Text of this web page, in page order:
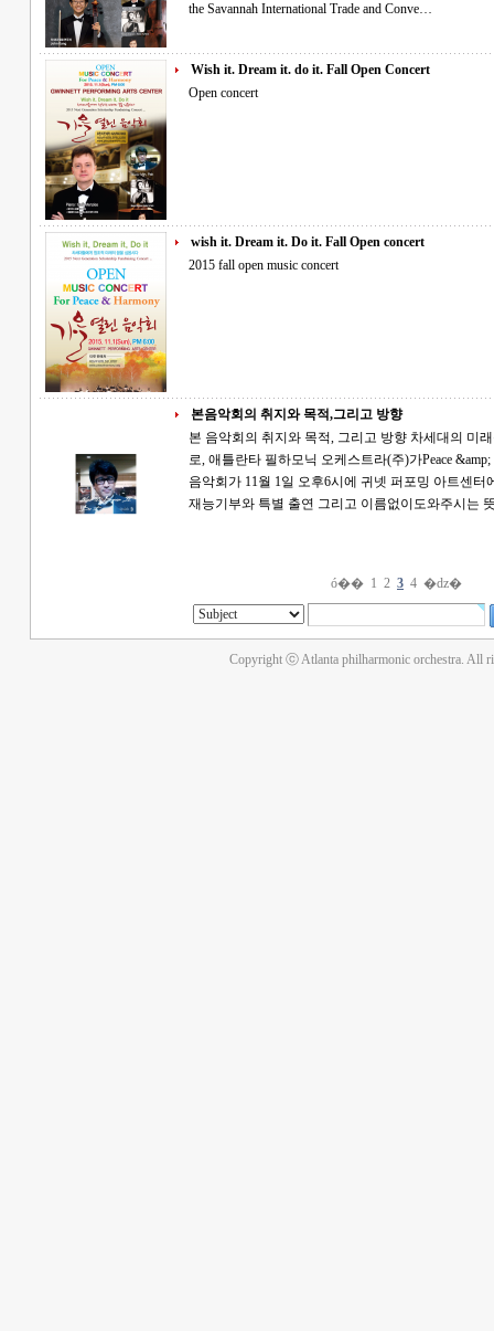
the Savannah International Trade and Conve…
Wish it. Dream it. do it. Fall Open Concert
Open concert
wish it. Dream it. Do it. Fall Open concert
2015 fall open music concert
본음악회의 취지와 목적,그리고 방향
본 음악회의 취지와 목적, 그리고 방향 차세대의 미래를 위한 Wish it, Dream it, And Do it 의 취지
로, 애틀란타 필하모닉 오케스트라(주)가Peace
음악회가 11월 1일 오후6시에 귀넷 퍼포밍 아트센터에서 열립니다. 특별
재능기부와 특별 출연 그리고 이름없이도와주시
ó�� 1 2 3 4 �ǳ�
Copyright ⓒ Atlanta philharmonic orchestra. All